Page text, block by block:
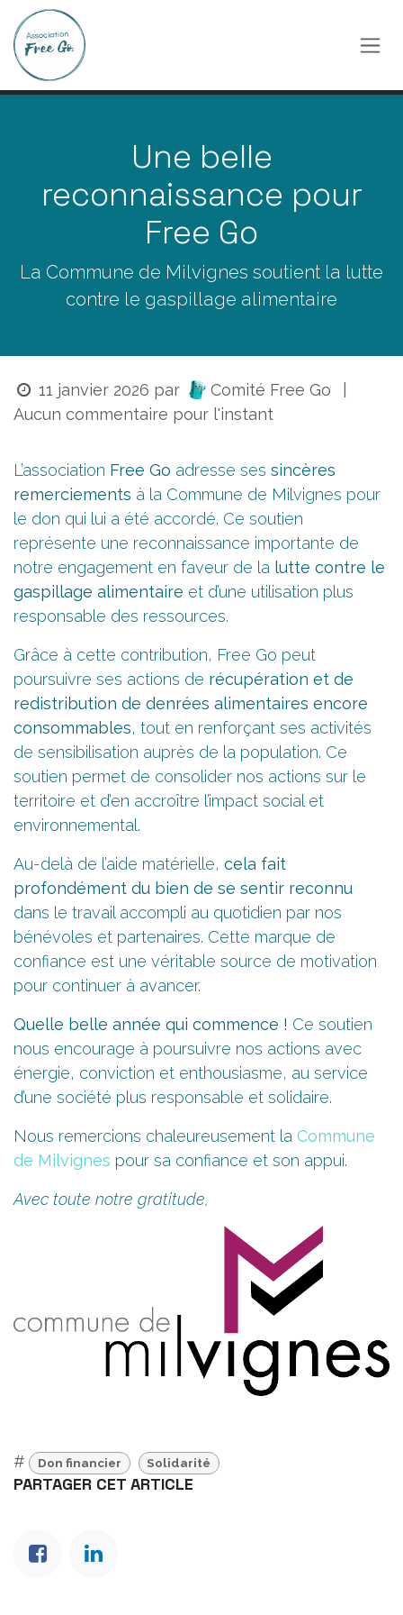
Se rendre au contenu
Une belle
reconnaissance pour
Free Go
La Commune de Milvignes soutient la lutte
contre le gaspillage alimentaire
11 janvier 2026 par Comité Free Go
Aucun commentaire pour l'instant
L’association Free Go adresse ses sincères
remerciements à la Commune de Milvignes pour
le don qui lui a été accordé. Ce soutien
représente une reconnaissance importante de
notre engagement en faveur de la lutte contre le
gaspillage alimentaire et d’une utilisation plus
responsable des ressources.
Grâce à cette contribution, Free Go peut
poursuivre ses actions de récupération et de
redistribution de denrées alimentaires encore
consommables, tout en renforçant ses activités
de sensibilisation auprès de la population. Ce
soutien permet de consolider nos actions sur le
territoire et d’en accroître l’impact social et
environnemental.
Au-delà de l’aide matérielle, cela fait
profondément du bien de se sentir reconnu
dans le travail accompli au quotidien par nos
bénévoles et partenaires. Cette marque de
confiance est une véritable source de motivation
pour continuer à avancer.
Quelle belle année qui commence ! Ce soutien
nous encourage à poursuivre nos actions avec
énergie, conviction et enthousiasme, au service
d’une société plus responsable et solidaire.
Nous remercions chaleureusement la Commune
de Milvignes pour sa confiance et son appui.
Avec toute notre gratitude,
# Don financier Solidarité
PARTAGER CET ARTICLE